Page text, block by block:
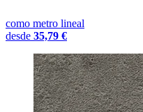
como metro lineal
desde 35,79 €